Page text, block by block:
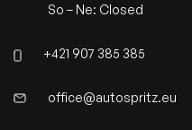
So – Ne: Closed
+421 907 385 385
office@autospritz.eu